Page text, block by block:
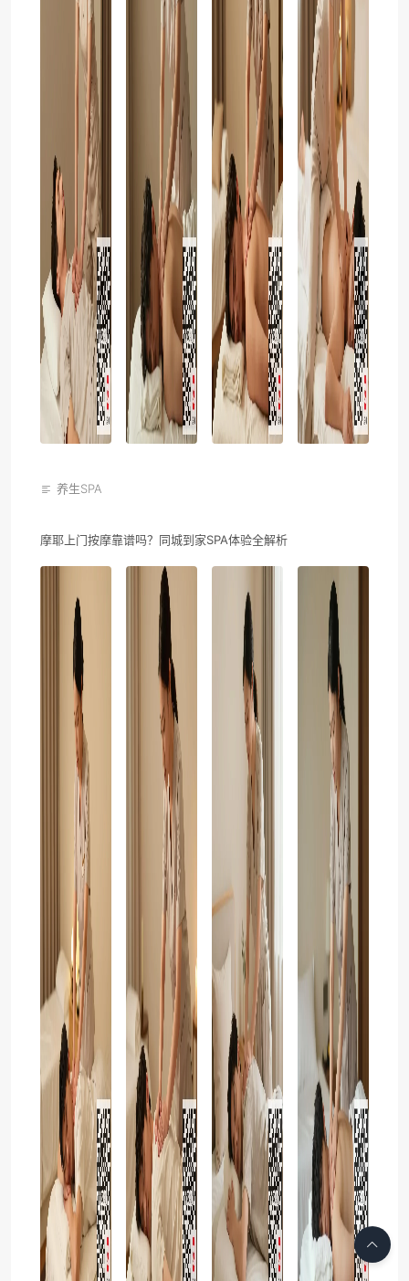
养生SPA
摩耶上门按摩靠谱吗？同城到家SPA体验全解析